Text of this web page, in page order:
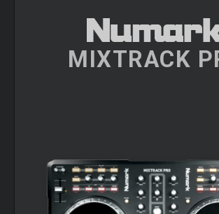
MIXTRACK